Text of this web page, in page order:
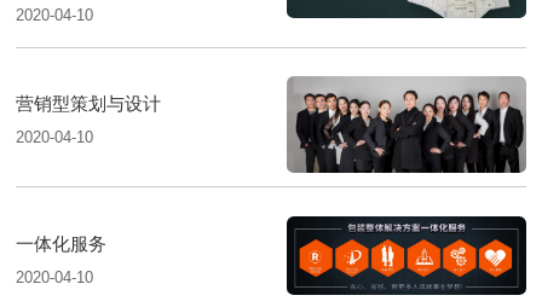
2020-04-10
营销型策划与设计
2020-04-10
一体化服务
2020-04-10